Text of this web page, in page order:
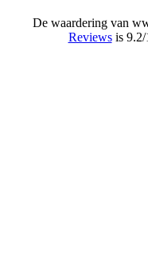
De waardering van
Reviewsis 9.2/